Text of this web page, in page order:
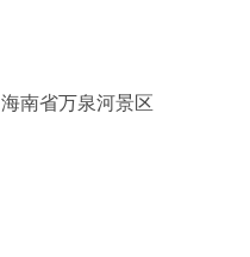
海南省万泉河景区